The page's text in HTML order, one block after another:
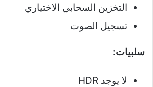
التخزين السحابي الاختياري
تسجيل الصوت
سلبيات:
لا يوجد HDR